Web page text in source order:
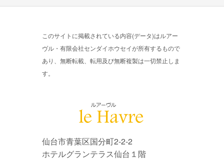
このサイトに掲載されている内容(データ)はルアー
ヴル・有限会社センダイホウセイが所有するもので
あり、無断転載、転用及び無断複製は一切禁止しま
す。
仙台市青葉区国分町2-2-2
ホテルグランテラス仙台１階